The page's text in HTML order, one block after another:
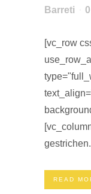
Barreti
[vc_row
READ